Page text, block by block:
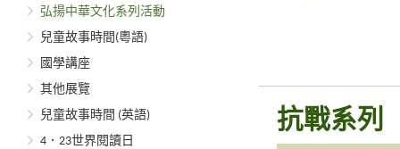
弘揚中華文化系列活動
兒童故事時間(粵語)
國學講座
其他展覽
兒童故事時間 (英語)
4．23世界閱讀日
抗戰系列